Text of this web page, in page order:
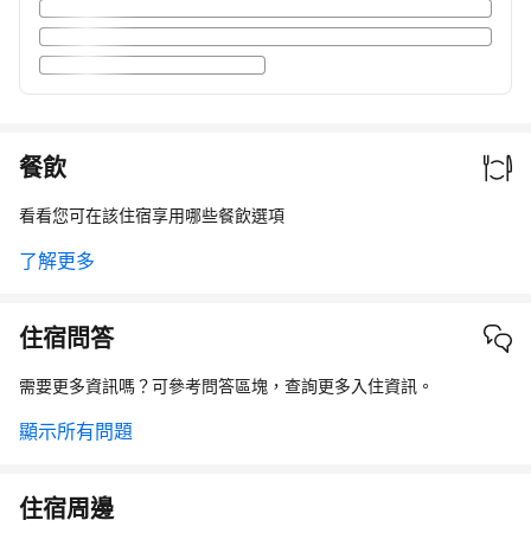
餐飲
看看您可在該住宿享用哪些餐飲選項
了解更多
住宿問答
需要更多資訊嗎？可參考問答區塊，查詢更多入住資訊。
顯示所有問題
住宿周邊